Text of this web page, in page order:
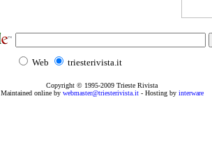
Web triesterivista.it
Copyright © 1995-2009 Trieste Rivista
Maintained online by webmaster@triesterivista.it- Hosting by interware